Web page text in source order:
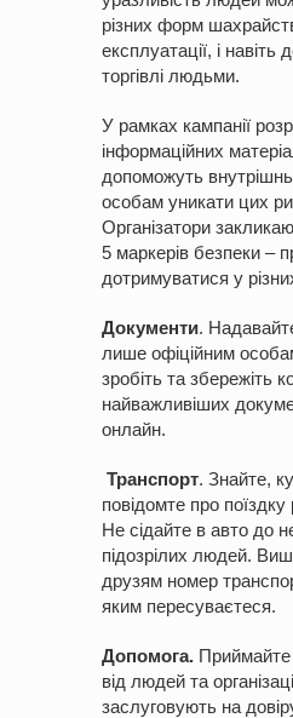
різних форм
експлуатації, і навіть
торгівлі людьми.
У рамках кампанії
інформаційних
допоможуть
особам уникати цих
Організатори
5 маркерів безпеки –
дотримуватися у
Документи.
лише офіційним
зробіть та збережіть
найважливіших
онлайн.
Транспорт. Знайте,
повідомте про поїздку
Не сідайте в авто до
підозрілих людей.
друзям номер
яким пересуваєтеся.
Допомога.
від людей та
заслуговують на